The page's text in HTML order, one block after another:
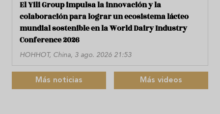
El Yili Group impulsa la innovación y la
colaboración para lograr un ecosistema lácteo
mundial sostenible en la World Dairy Industry
Conference 2026
HOHHOT, China, 3 ago. 2026 21:53
Más noticias Más videos